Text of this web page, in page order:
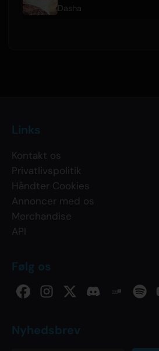
Dasha
Links
Kontakt os
Privatlivspolitik
Håndter Cookies
Annoncer med os
Merchandise
API
Følg os
Nyhedsbrev